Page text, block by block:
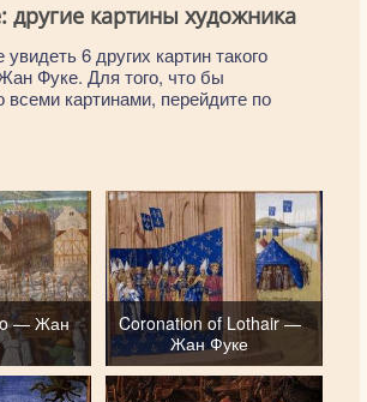
другие картины художника
6 других картин такого
Фуке. Для того, что бы
всеми картинами, перейдите по
— Жан
Coronation of Lothair —
Жан Фуке